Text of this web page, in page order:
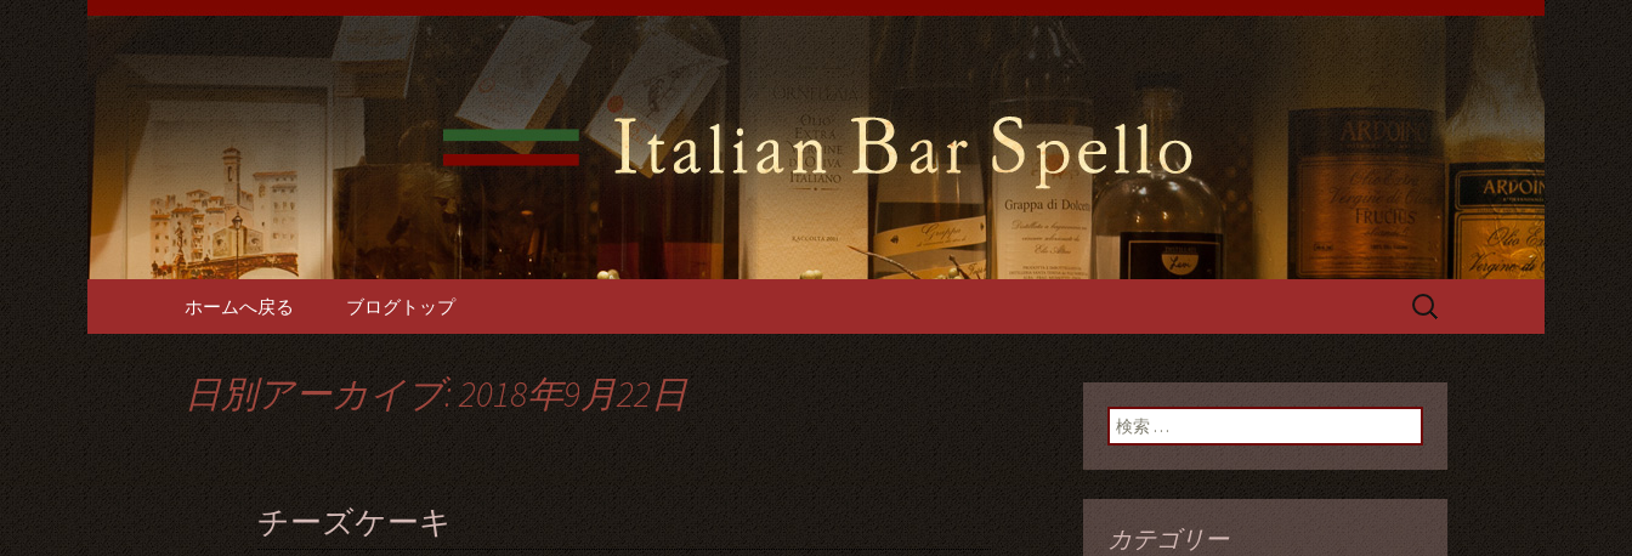
難波千日前のイタリアンバールスペッロ
で貸切パーティーを
難波千日前の「イタリアンバールスペッロ」はイタリアの郷土料理や手づくるパスタやフォカッチャ
をご用意。1階～3階席とございますので貸切パーティーでご利用可能です。
コンテンツへ移動
ホームへ戻る ブログトップ
検
日別アーカイブ: 2018年9月22日
チーズケーキ
検索:
カテゴリー